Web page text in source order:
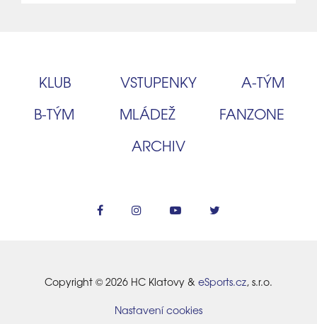
KLUB VSTUPENKY
A‑TÝM
B‑TÝM
MLÁDEŽ
FANZONE
ARCHIV
Copyright © 2026 HC Klatovy & eSports.cz, s.r.o.
Nastavení cookies